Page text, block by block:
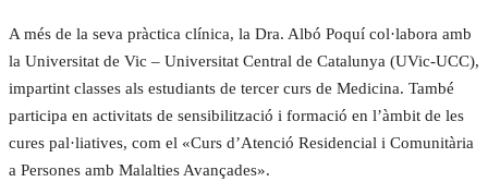
A més de la seva pràctica clínica, la Dra. Albó Poquí col·labora amb
la Universitat de Vic – Universitat Central de Catalunya (UVic-UCC),
impartint classes als estudiants de tercer curs de Medicina. També
participa en activitats de sensibilització i formació en l’àmbit de les
cures pal·liatives, com el «Curs d’Atenció Residencial i Comunitària
a Persones amb Malalties Avançades».